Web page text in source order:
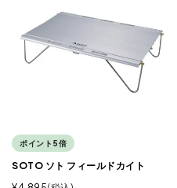
ポイント5倍
SOTO ソト フィールドカイト